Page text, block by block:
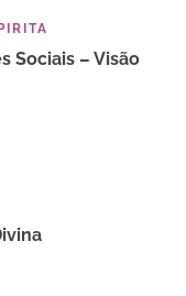
Sociais – Visão